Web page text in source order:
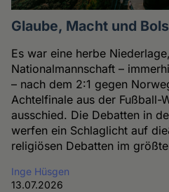
Glaube, Macht und
Es war eine herbe
Nationalmannschaft –
– nach dem 2:1 gegen
Achtelfinale aus der Fußball-
ausschied. Die Debatten in
werfen ein Schlaglicht auf
religiösen Debatten im
Inge Hüsgen
13.07.2026